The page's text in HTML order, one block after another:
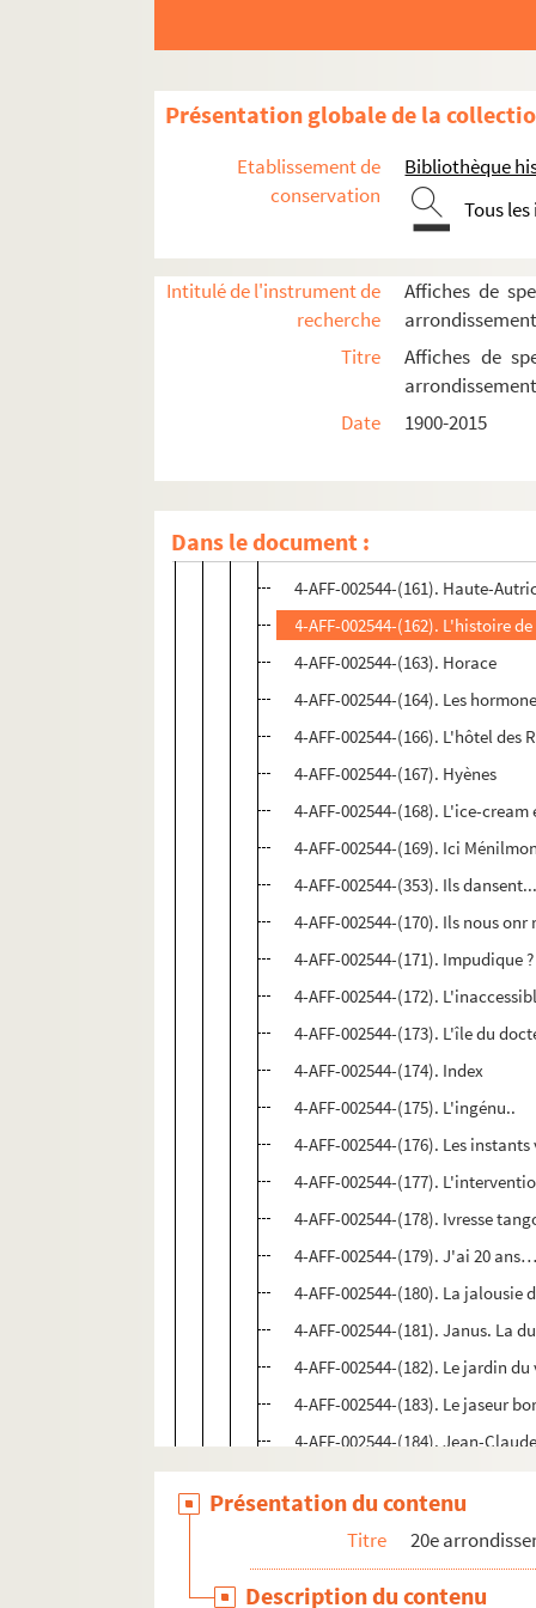
Présentation globale de la
Etablissement de
conservation
Bibliothèque
Tous
Intitulé de l'instrument de
recherche
Affiches de
Titre
Affiches de
Date
1900-2015
Dans le document :
4-AFF-002544-(147). La fureur
4-AFF-002544-(149). Gaston
4-AFF-002544-(151). Gens du
4-AFF-002544-(153). Grand-
4-AFF-002544-(154). The Great
4-AFF-002544-(155). Grec
4-AFF-002544-(160). Happy
4-AFF-002544-(161). Haute-
4-AFF-002544-(162). L'histoire
4-AFF-002544-(163). Horace
4-AFF-002544-(164). Les
4-AFF-002544-(166). L'hôtel des
4-AFF-002544-(167). Hyènes
4-AFF-002544-(168). L'ice-
4-AFF-002544-(169). Ici
4-AFF-002544-(353). Ils
4-AFF-002544-(170). Ils nous
4-AFF-002544-(171). Impudique ?
4-AFF-002544-(172).
4-AFF-002544-(173). L'île du
4-AFF-002544-(174). Index
4-AFF-002544-(175). L'ingénu..
4-AFF-002544-(176). Les instants
4-AFF-002544-(177).
4-AFF-002544-(178). Ivresse
4-AFF-002544-(179). J'ai 20
4-AFF-002544-(180). La
4-AFF-002544-(181). Janus. La
4-AFF-002544-(182). Le jardin
4-AFF-002544-(183). Le jaseur
4-AFF-002544-(184). Jean-
4-AFF-002544-(186). Je t'aime,
4-AFF-002544-(187). Le jeu
4-AFF-002544-(188). Je viens
Présentation du contenu
Titre 20e
Description du contenu